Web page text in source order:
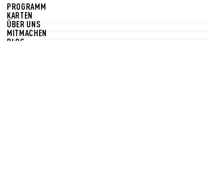
PROGRAMM
KARTEN
ÜBER UNS
MITMACHEN
BLOG